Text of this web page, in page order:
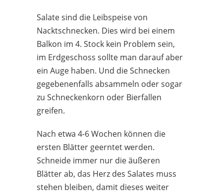
Salate sind die Leibspeise von
Nacktschnecken. Dies wird bei einem
Balkon im 4. Stock kein Problem sein,
im Erdgeschoss sollte man darauf aber
ein Auge haben. Und die Schnecken
gegebenenfalls absammeln oder sogar
zu Schneckenkorn oder Bierfallen
greifen.
Nach etwa 4-6 Wochen können die
ersten Blätter geerntet werden.
Schneide immer nur die äußeren
Blätter ab, das Herz des Salates muss
stehen bleiben, damit dieses weiter